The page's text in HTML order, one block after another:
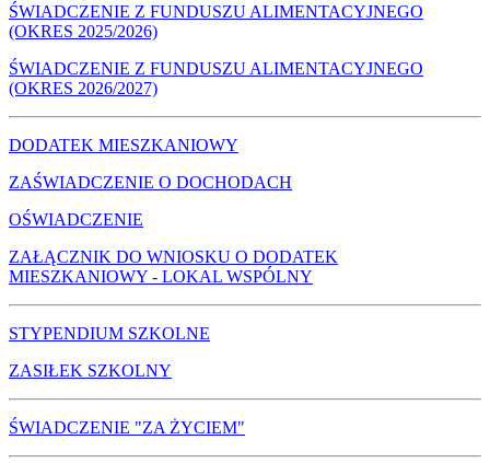
ŚWIADCZENIE Z FUNDUSZU ALIMENTACYJNEGO
(OKRES 2025/2026)
ŚWIADCZENIE Z FUNDUSZU ALIMENTACYJNEGO
(OKRES 2026/2027)
DODATEK MIESZKANIOWY
ZAŚWIADCZENIE O DOCHODACH
OŚWIADCZENIE
ZAŁĄCZNIK DO WNIOSKU O DODATEK
MIESZKANIOWY - LOKAL WSPÓLNY
STYPENDIUM SZKOLNE
ZASIŁEK SZKOLNY
ŚWIADCZENIE "ZA ŻYCIEM"